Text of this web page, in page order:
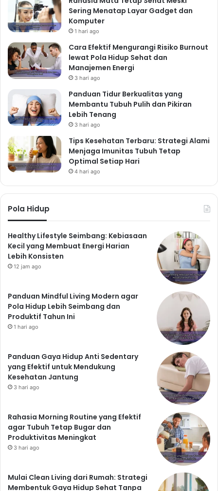
Sering Menatap Layar Gadget dan
Komputer
1 hari ago
Cara Efektif Mengurangi Risiko Burnout
lewat Pola Hidup Sehat dan
Manajemen Energi
3 hari ago
Panduan Tidur Berkualitas yang
Membantu Tubuh Pulih dan Pikiran
Lebih Tenang
3 hari ago
Tips Kesehatan Terbaru: Strategi Alami
Menjaga Imunitas Tubuh Tetap
Optimal Setiap Hari
4 hari ago
Pola Hidup
Healthy Lifestyle Seimbang: Kebiasaan
Kecil yang Membuat Energi Harian
Lebih Konsisten
12 jam ago
Panduan Mindful Living Modern agar
Pola Hidup Lebih Seimbang dan
Produktif Tahun Ini
1 hari ago
Panduan Gaya Hidup Anti Sedentary
yang Efektif untuk Mendukung
Kesehatan Jantung
3 hari ago
Rahasia Morning Routine yang Efektif
agar Tubuh Tetap Bugar dan
Produktivitas Meningkat
3 hari ago
Mulai Clean Living dari Rumah: Strategi
Membentuk Gaya Hidup Sehat Tanpa